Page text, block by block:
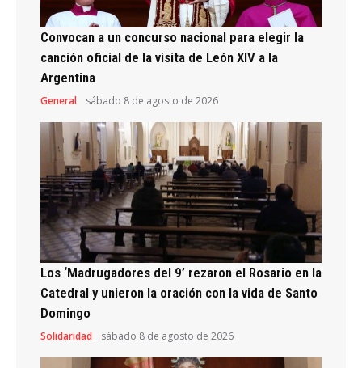
Convocan a un concurso nacional para elegir la
canción oficial de la visita de León XIV a la
Argentina
General sábado 8 de agosto de 2026
Los ‘Madrugadores del 9’ rezaron el Rosario en la
Catedral y unieron la oración con la vida de Santo
Domingo
Solidaridad sábado 8 de agosto de 2026